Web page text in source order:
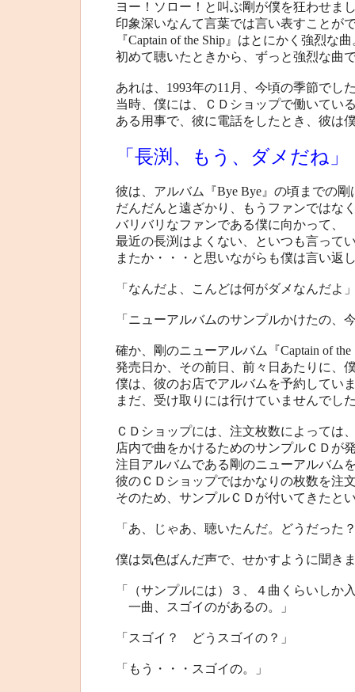
ヨー！ソロー！と叫ぶ剛が僕を狂わせま
印象深いなんて言葉では言い表すことが
『Captain of the Ship』はとにかく強烈な曲
初めて聴いたときから、ずっと強烈な曲
あれは、1993年の11月、今頃の季節でし
当時、僕には、ＣＤショップで働いてい
ある用事で、彼に電話をしたとき、彼は
「長渕、もう、ダメだね」
彼は、アルバム『Bye Bye』の頃までの
だんだんと遠ざかり、もうファンではな
バリバリなファンである僕に向かって、
最近の長渕はよくない、といつも言って
またか・・・と思いながらも僕は言い返
「なんだよ、こんどは何がダメなんだよ
「ニューアルバムのサンプルかけたの、
確か、剛のニューアルバム『Captain of the
発売日か、その前日、前々日あたりに、
僕は、彼のお店でアルバムを予約してい
まだ、受け取りには行けていませんでし
ＣＤショップには、注文枚数によっては
店内で曲をかけるためのサンプルＣＤが
注目アルバムである剛のニューアルバム
彼のＣＤショップではかなりの枚数を注
そのため、サンプルＣＤが付いてきたと
「あ、じゃあ、聴いたんだ。どうだった
僕は気色ばんだ声で、せかすように聞き
「（サンプルには）３、４曲くらいしか
一曲、スゴイのがあるの。」
「スゴイ？ どうスゴイの？」
「もう・・・スゴイの。」